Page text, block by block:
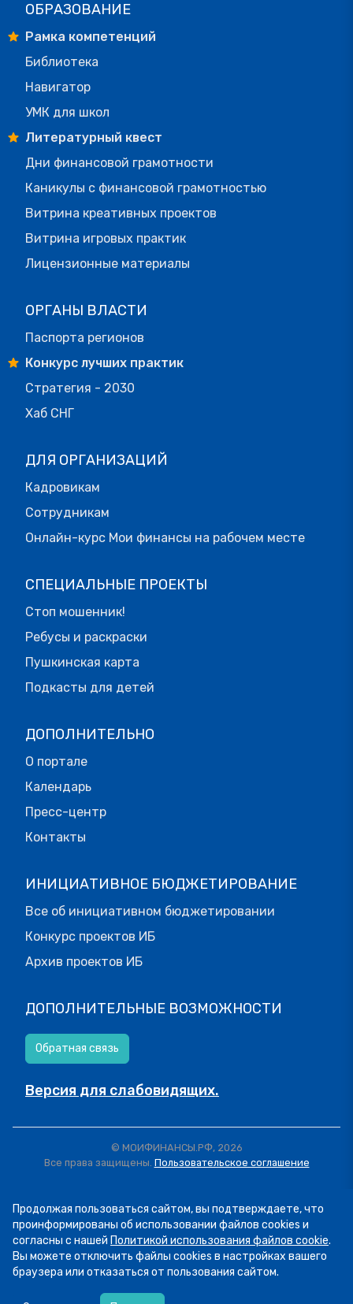
ОБРАЗОВАНИЕ
Рамка компетенций
Библиотека
Навигатор
УМК для школ
Литературный квест
Дни финансовой грамотности
Каникулы с финансовой грамотностью
Витрина креативных проектов
Витрина игровых практик
Лицензионные материалы
ОРГАНЫ ВЛАСТИ
Паспорта регионов
Конкурс лучших практик
Стратегия - 2030
Хаб СНГ
ДЛЯ ОРГАНИЗАЦИЙ
Кадровикам
Сотрудникам
Онлайн-курс Мои финансы на рабочем месте
СПЕЦИАЛЬНЫЕ ПРОЕКТЫ
Стоп мошенник!
Ребусы и раскраски
Пушкинская карта
Подкасты для детей
ДОПОЛНИТЕЛЬНО
О портале
Календарь
Пресс-центр
Контакты
ИНИЦИАТИВНОЕ БЮДЖЕТИРОВАНИЕ
Все об инициативном бюджетировании
Конкурс проектов ИБ
Архив проектов ИБ
ДОПОЛНИТЕЛЬНЫЕ ВОЗМОЖНОСТИ
Обратная связь
Версия для слабовидящих.
© МОИФИНАНСЫ.РФ, 2026
Все права защищены. Пользовательское соглашение
Продолжая пользоваться сайтом, вы подтверждаете, что
проинформированы об использовании файлов cookies и
согласны с нашей Политикой использования файлов cookie.
Вы можете отключить файлы cookies в настройках вашего
браузера или отказаться от пользования сайтом.